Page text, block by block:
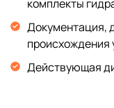
комплекты
Документация,
происхождения
Действующая